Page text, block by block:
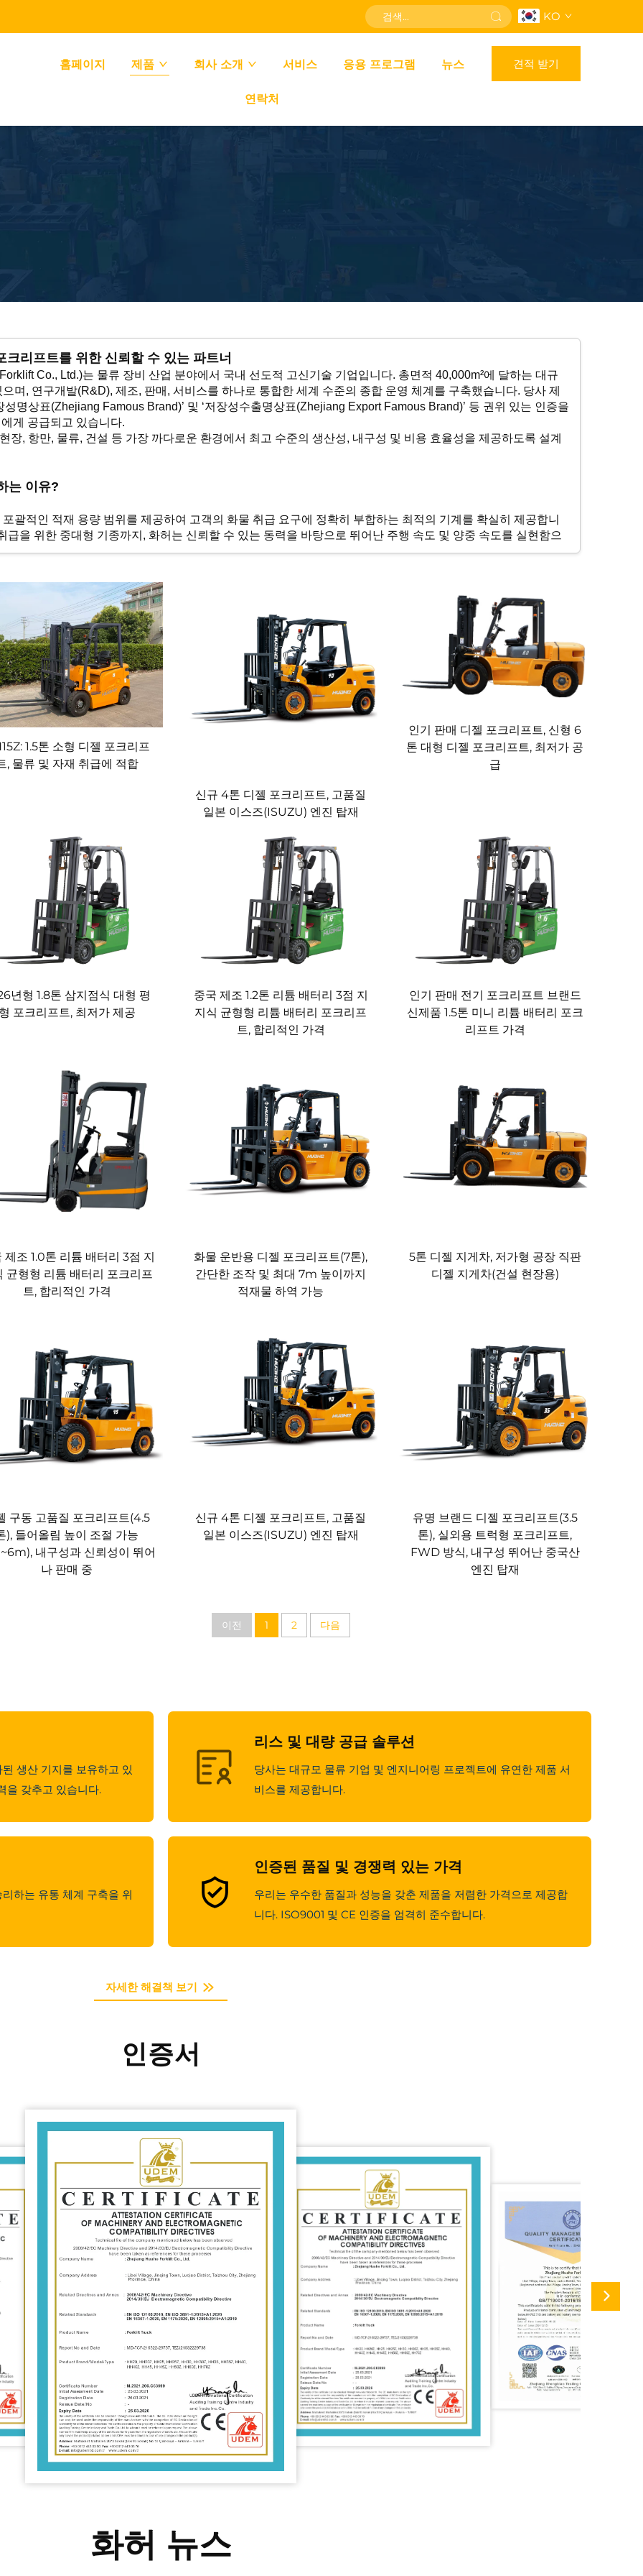
KO
홈페이지 제품 회사 소개 서비스 응용 프로그램 뉴스
연락처
견적 받기
리프트를 위한 신뢰할 수 있는 파트너
Co., Ltd.)는 물류 장비 산업 분야에서 국내 선도적 고신기술 기업입니다. 총면적 40,000m²에 달하는 대규
며, 연구개발(R&D), 제조, 판매, 서비스를 하나로 통합한 세계 수준의 종합 운영 체계를 구축했습니다. 당사 제
명상표(Zhejiang Famous Brand)’ 및 ‘저장성수출명상표(Zhejiang Export Famous Brand)’ 등 권위 있는 인증을
게 공급되고 있습니다.
장, 항만, 물류, 건설 등 가장 까다로운 환경에서 최고 수준의 생산성, 내구성 및 비용 효율성을 제공하도록 설계
는 이유?
괄적인 적재 용량 범위를 제공하여 고객의 화물 취급 요구에 정확히 부합하는 최적의 기계를 확실히 제공합니
을 위한 중대형 기종까지, 화허는 신뢰할 수 있는 동력을 바탕으로 뛰어난 주행 속도 및 양중 속도를 실현함으
의 포크리프트에 탑재합니다. 고객께서는 뛰어난 연비, 낮은 유지보수 비용 및 긴 수명으로 정평이 난 이스즈
본산 유명 엔진을 선택하실 수 있습니다. 이러한 유연성 덕분에 운영 요구사항과 지역 서비스 지원 여건에 가
니다.
디젤 포크리프트는 거친 지형 및 중형~중량급 작업 사이클에서 뛰어난 성능을 발휘합니다. 낮은 무게중심, 최
경우 특수 타이어 옵션 포함) 등 다양한 기능을 통해 불균일한 표면에서의 하역 작업 시 탁월한 안정성, 등판 능
을 제공합니다.
니다. 당사의 조종실은 탁월한 시야, 직관적인 조작 장치, 진동 감소를 제공합니다. 쾌적한 조종실 및 고급 마스
용한 모델을 제공하여 장시간 작업 중에도 정밀도, 안전성, 생산성을 높입니다.
소유 비용(TCO) 측면에서 유리합니다. 당사의 포크리프트는 정비 접근성이 우수하도록 설계되어 정기 점검
니다. 신뢰성 높은 부품과 전 세계적인 부품 공급망은 운영 비용 절감을 추가로 지원합니다.
, 지능형 도장 시스템을 포함한 첨단 생산 라인에 투자했습니다. 이를 통해 섀시 및 마스트와 같은 핵심 구조 부
수 있습니다.
봇과 디지털 제조 관리 시스템을 활용합니다. 이는 파워트레인 설치부터 최종 검사까지, 다양한 모델에 대한 유
효율성을 유지합니다.
칙을 준수하며, 당사는 엄격하고 다단계의 품질 검사 체계를 시행합니다. 당사 내부의 1차 품질 감독 센터에서는
모든 측면을 테스트합니다.
국제적인 품질 및 안전 기준을 준수하여 제조됩니다. 당사의 생산 시스템은 ISO 9001 품질 경영 시스템 인증
여 안전성, 신뢰성 및 글로벌 시장 수용성을 보장합니다.
능형 엔지니어링이 조화를 이룬 화허(Huahe) 디젤 포크리프트를 선택하세요. 당사는 귀사의 비즈니스 생산성
(Huahe)만의 차별화된 경험을 만나보세요.
1.5톤 소형 디젤 포크리프
, 물류 및 자재 취급에 적합
신규 4톤 디젤 포크리프트, 고품질
일본 이스즈(ISUZU) 엔진 탑재
인기 판매 디젤 포크리프트, 신형 6
톤 대형 디젤 포크리프트, 최저가 공
급
년형 1.8톤 삼지점식 대형 평
포크리프트, 최저가 제공
중국 제조 1.2톤 리튬 배터리 3점 지
지식 균형형 리튬 배터리 포크리프
트, 합리적인 가격
인기 판매 전기 포크리프트 브랜드
신제품 1.5톤 미니 리튬 배터리 포크
리프트 가격
제조 1.0톤 리튬 배터리 3점 지
균형형 리튬 배터리 포크리프
트, 합리적인 가격
화물 운반용 디젤 포크리프트(7톤),
간단한 조작 및 최대 7m 높이까지
적재물 하역 가능
5톤 디젤 지게차, 저가형 공장 직판
디젤 지게차(건설 현장용)
구동 고품질 포크리프트(4.5
), 들어올림 높이 조절 가능
내구성과 신뢰성이 뛰어
나 판매 중
신규 4톤 디젤 포크리프트, 고품질
일본 이스즈(ISUZU) 엔진 탑재
유명 브랜드 디젤 포크리프트(3.5
톤), 실외용 트럭형 포크리프트,
FWD 방식, 내구성 뛰어난 중국산
엔진 탑재
이전 1 2 다음
생산 기지를 보유하고 있
을 갖추고 있습니다.
리스 및 대량 공급 솔루션
당사는 대규모 물류 기업 및 엔지니어링 프로젝트에 유연한 제품 서
비스를 제공합니다.
하는 유통 체계 구축을 위
인증된 품질 및 경쟁력 있는 가격
우리는 우수한 품질과 성능을 갖춘 제품을 저렴한 가격으로 제공합
니다. ISO9001 및 CE 인증을 엄격히 준수합니다.
자세한 해결책 보기
인증서
화허 뉴스